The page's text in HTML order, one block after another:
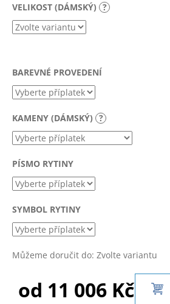
VELIKOST (DÁMSKÝ) ?
BAREVNÉ PROVEDENÍ
KAMENY (DÁMSKÝ) ?
PÍSMO RYTINY
SYMBOL RYTINY
Můžeme doručit do: Zvolte variantu
od 11 006 Kč
D
o
r
u
č
u
j
e
e